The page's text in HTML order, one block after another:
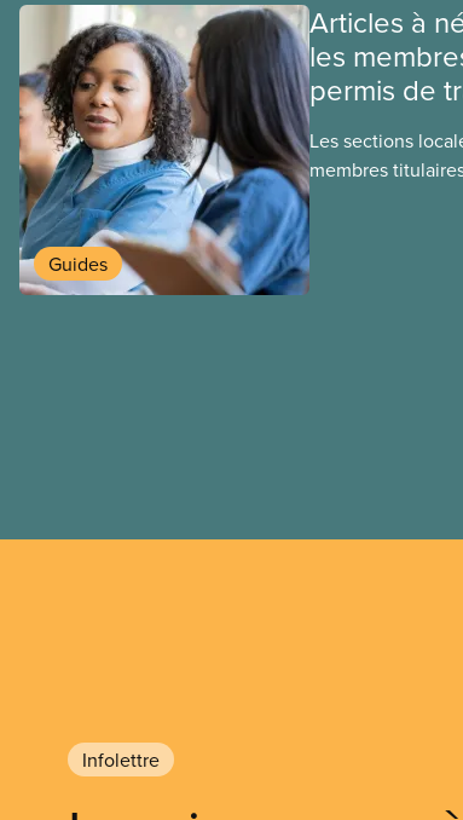
Guides
Articles à
les
permis de
Les sections
membres
Infolettre